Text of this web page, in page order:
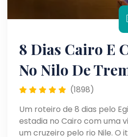
8 Dias Cairo E
No Nilo De
(1898)
Um roteiro de 8 dias pelo
estadia no Cairo com uma
um cruzeiro pelo rio Nile. O